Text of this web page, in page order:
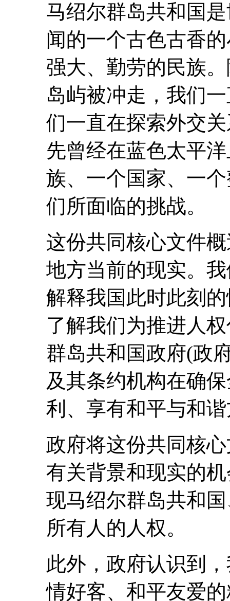
马绍尔群岛共和国
闻的一个古色古香
强大、勤劳的民族
岛屿被冲走，我们
们一直在探索外交
先曾经在蓝色太平
族、一个国家、一
们所面临的挑战。
这份共同核心文件
地方当前的现实。
解释我国此时此刻
了解我们为推进人
群岛共和国政府(政
及其条约机构在确
利、享有和平与和
政府将这份共同核
有关背景和现实的
现马绍尔群岛共和
所有人的人权。
此外，政府认识到
情好客、和平友爱